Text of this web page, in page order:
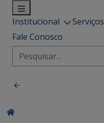
Institucional Serviços
Fale Conosco
Pesquisar
por: